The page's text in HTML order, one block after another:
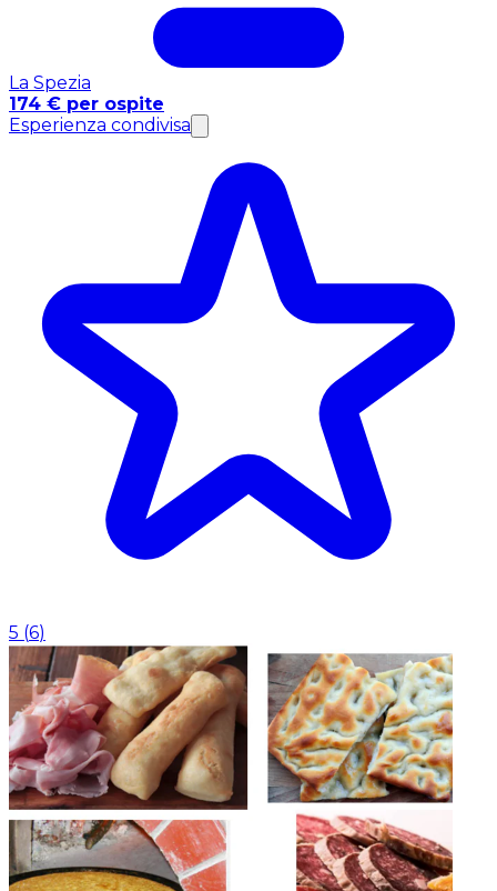
La Spezia
174 € per ospite
Esperienza condivisa
5 (6)